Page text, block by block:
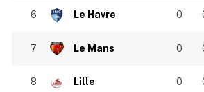
6 Le Havre 0
7 Le Mans 0
8 Lille 0